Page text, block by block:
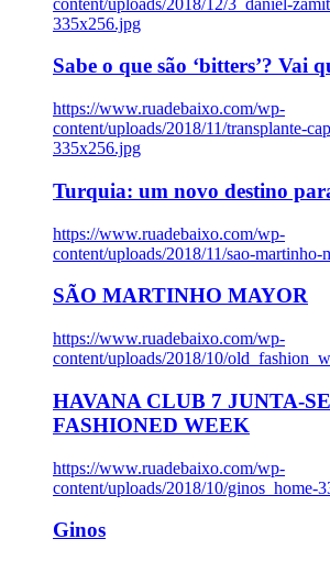
335x256.jpg
Sabe o que são ‘bitters’? Vai
https://www.ruadebaixo.com/wp-
content/uploads/2018/11/transplante-
335x256.jpg
Turquia: um novo destino
https://www.ruadebaixo.com/wp-
content/uploads/2018/11/sao-
SÃO MARTINHO MAYOR
https://www.ruadebaixo.com/wp-
content/uploads/2018/10/
HAVANA CLUB 7 JUNTA-
FASHIONED WEEK
https://www.ruadebaixo.com/wp-
content/uploads/2018/10/ginos_home-
Ginos